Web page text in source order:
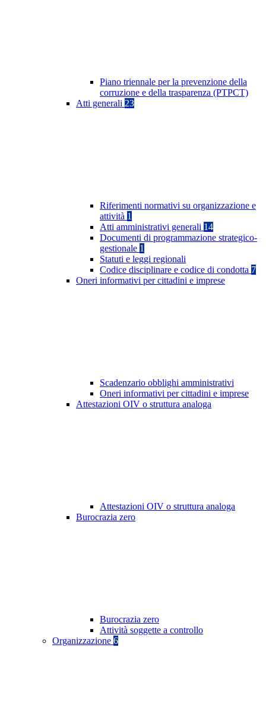
Piano triennale per la prevenzione della
corruzione e della trasparenza (PTPCT)
Atti generali 23
Riferimenti normativi su organizzazione e
attività 1
Atti amministrativi generali 14
Documenti di programmazione strategico-
gestionale 1
Statuti e leggi regionali
Codice disciplinare e codice di condotta 7
Oneri informativi per cittadini e imprese
Scadenzario obblighi amministrativi
Oneri informativi per cittadini e imprese
Attestazioni OIV o struttura analoga
Attestazioni OIV o struttura analoga
Burocrazia zero
Burocrazia zero
Attività soggette a controllo
Organizzazione 6